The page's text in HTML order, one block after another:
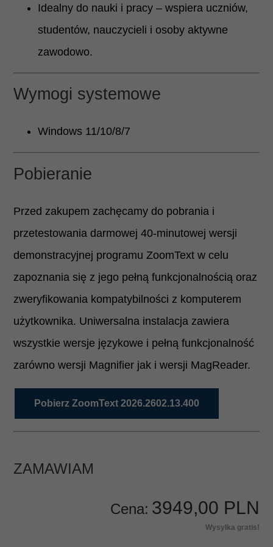
Idealny do nauki i pracy – wspiera uczniów,
studentów, nauczycieli i osoby aktywne
zawodowo.
Wymogi systemowe
Windows 11/10/8/7
Pobieranie
Przed zakupem zachęcamy do pobrania i
przetestowania darmowej 40-minutowej wersji
demonstracyjnej programu ZoomText w celu
zapoznania się z jego pełną funkcjonalnością oraz
zweryfikowania kompatybilności z komputerem
użytkownika. Uniwersalna instalacja zawiera
wszystkie wersje językowe i pełną funkcjonalność
zarówno wersji Magnifier jak i wersji MagReader.
Pobierz ZoomText 2026.2602.13.400
ZAMAWIAM
Cena: 3949,00 PLN
Wysyłka gratis!